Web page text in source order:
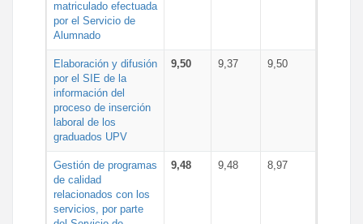
matriculado efectuada
por el Servicio de
Alumnado
Elaboración y difusión
por el SIE de la
información del
proceso de inserción
laboral de los
graduados UPV
9,50 9,37 9,50
Gestión de programas
de calidad
relacionados con los
servicios, por parte
9,48 9,48 8,97